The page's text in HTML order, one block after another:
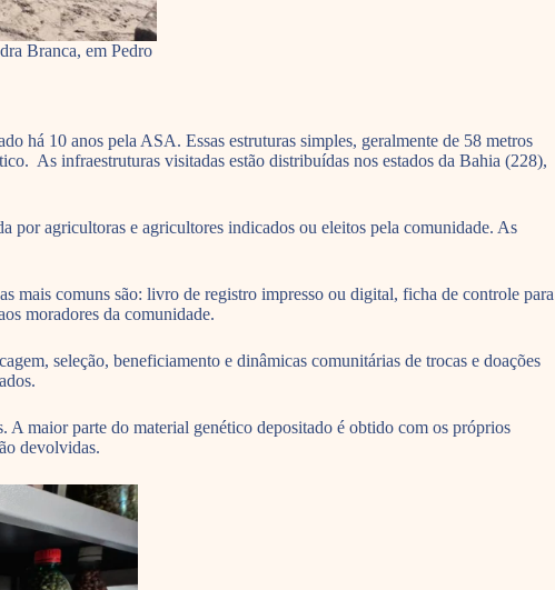
Branca, em Pedro
há 10 anos pela ASA. Essas estruturas simples, geralmente de 58 metros
As infraestruturas visitadas estão distribuídas nos estados da Bahia (228),
por agricultoras e agricultores indicados ou eleitos pela comunidade. As
mais comuns são: livro de registro impresso ou digital, ficha de controle para
moradores da comunidade.
seleção, beneficiamento e dinâmicas comunitárias de trocas e doações
A maior parte do material genético depositado é obtido com os próprios
devolvidas.